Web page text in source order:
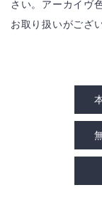
さい。アーカイヴ
お取り扱いがござ